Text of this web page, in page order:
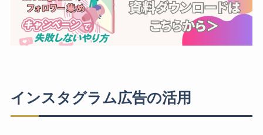
インスタグラム広告の活用